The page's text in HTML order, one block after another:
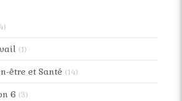
(1)
être et Santé (14)
6 (3)